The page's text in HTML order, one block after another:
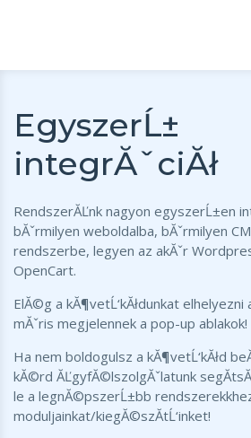
EgyszerĹ±
integrĂˇciĂł
RendszerĂĽnk nagyon egyszerĹ±en
bĂˇrmilyen weboldalba, bĂˇrmilyen
rendszerbe, legyen az akĂˇr
OpenCart.
ElĂ©g a kĂ¶vetĹ‘kĂłdunkat
mĂˇris megjelennek a pop-up ablakok!
Ha nem boldogulsz a kĂ¶vetĹ‘kĂłd
kĂ©rd ĂĽgyfĂ©lszolgĂˇlatunk
le a legnĂ©pszerĹ±bb
moduljainkat/kiegĂ©szĂ­tĹ‘inket!